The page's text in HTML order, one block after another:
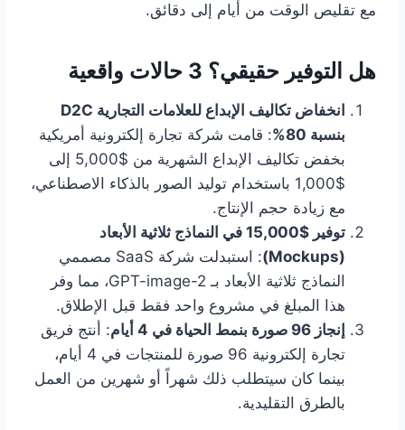
مع تقليص الوقت من أيام إلى دقائق.
هل التوفير حقيقي؟ 3 حالات واقعية
انخفاض تكاليف الإبداع للعلامات التجارية D2C
بنسبة 80%
: قامت شركة تجارة إلكترونية أمريكية
بخفض تكاليف الإبداع الشهرية من $5,000 إلى
$1,000 باستخدام توليد الصور بالذكاء الاصطناعي،
مع زيادة حجم الإنتاج.
توفير $15,000 في النماذج ثلاثية الأبعاد
(Mockups)
: استبدلت شركة SaaS مصممي
النماذج ثلاثية الأبعاد بـ GPT-image-2، مما وفر
هذا المبلغ في مشروع واحد فقط قبل الإطلاق.
إنجاز 96 صورة بنمط الحياة في 4 أيام
: أنتج فريق
تجارة إلكترونية 96 صورة للمنتجات في 4 أيام،
بينما كان سيتطلب ذلك شهراً أو شهرين من العمل
بالطرق التقليدية.